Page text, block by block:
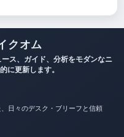
クオム
ス、ガイド、分析をモダンなニ
に更新します。
日々のデスク・ブリーフと信頼